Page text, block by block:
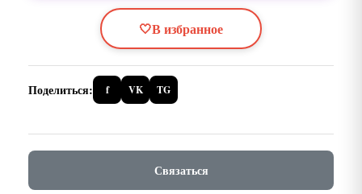
🤍В избранное
Поделиться: f VK TG
Связаться